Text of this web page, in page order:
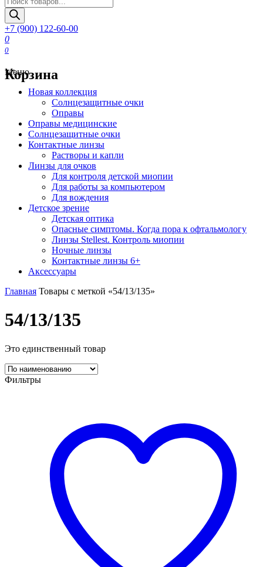
товаров
+7 (900) 122-60-00
0
0
Корзина
Меню
Новая коллекция
Солнцезащитные очки
Оправы
Оправы медицинские
Солнцезащитные очки
Контактные линзы
Растворы и капли
Линзы для очков
Для контроля детской миопии
Для работы за компьютером
Для вождения
Детское зрение
Детская оптика
Опасные симптомы. Когда пора к офтальмологу
Линзы Stellest. Контроль миопии
Ночные линзы
Контактные линзы 6+
Аксессуары
Главная Товары с меткой «54/13/135»
54/13/135
Это единственный товар
Фильтры